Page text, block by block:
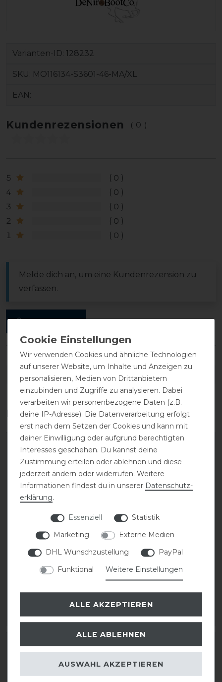
Varianten-ID: 128232
SKU: MO116134-S3601-46-MA/XL
EAN:
Kundenrezensionen (0)
5
0
4
0
3
0
2
0
1
0
Melde dich an, um eine Kundenrezension zu
verfassen.
ANMELDEN
DETAILS ZUR PRODUKTSICHERHEIT
Das perfekte Zubehör für dich
Schuhcreme 75 ml
ARTIKEL MERKEN
Schuhcreme 75 ml
ARTIKEL MERKEN
Wir verwenden Cookies und ähnliche Technologien
auf unserer Website, um Inhalte und Anzeigen zu
personalisieren, Medien von Drittanbietern
einzubinden und Zugriffe zu analysieren. Dabei
verarbeiten wir personenbezogene Daten (z.B.
deine IP-Adresse). Die Datenverarbeitung erfolgt
erst nach dem Setzen der Cookies und kann mit
deiner Einwilligung oder aufgrund berechtigten
Interesses geschehen. Du kannst deine
Zustimmung erteilen oder ablehnen und diese
jederzeit ändern oder widerrufen. Weitere
Informationen findest du in unserer Daten­schutz­
erklärung.
Essenziell
Statistik
Marketing
Externe Medien
DHL Wunschzustellung
PayPal
Funktional
Weitere Einstellungen
ALLE AKZEPTIEREN
ALLE ABLEHNEN
AUSWAHL AKZEPTIEREN